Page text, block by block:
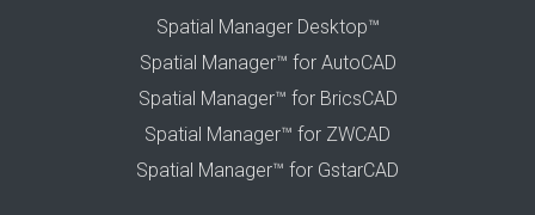
Spatial Manager Desktop™
Spatial Manager™ for AutoCAD
Spatial Manager™ for BricsCAD
Spatial Manager™ for ZWCAD
Spatial Manager™ for GstarCAD